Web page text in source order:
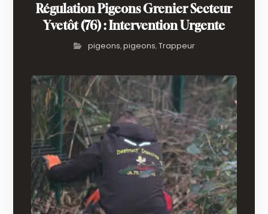
Régulation Pigeons Grenier Secteur
Yvetôt (76) : Intervention Urgente
pigeons,pigeons,Trappeur